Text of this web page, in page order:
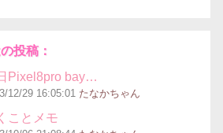
投稿：
Pixel8pro bay…
12/29 16:05:01 たなかちゃん
ことメモ